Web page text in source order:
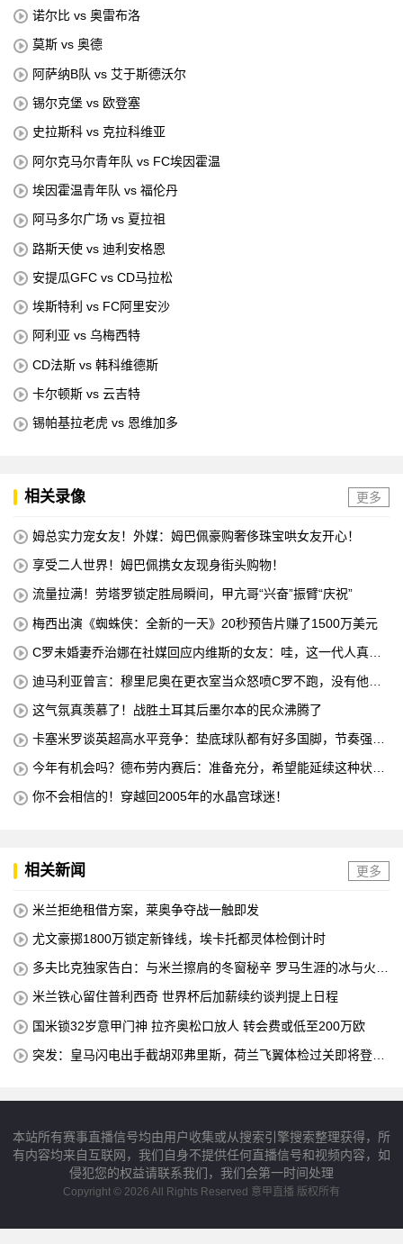
诺尔比 vs 奥雷布洛
莫斯 vs 奥德
阿萨纳B队 vs 艾于斯德沃尔
锡尔克堡 vs 欧登塞
史拉斯科 vs 克拉科维亚
阿尔克马尔青年队 vs FC埃因霍温
埃因霍温青年队 vs 福伦丹
阿马多尔广场 vs 夏拉祖
路斯天使 vs 迪利安格恩
安提瓜GFC vs CD马拉松
埃斯特利 vs FC阿里安沙
阿利亚 vs 乌梅西特
CD法斯 vs 韩科维德斯
卡尔顿斯 vs 云吉特
锡帕基拉老虎 vs 恩维加多
相关录像 更多
姆总实力宠女友！外媒：姆巴佩豪购奢侈珠宝哄女友开心！
享受二人世界！姆巴佩携女友现身街头购物！
流量拉满！劳塔罗锁定胜局瞬间，甲亢哥“兴奋”振臂“庆祝”
梅西出演《蜘蛛侠：全新的一天》20秒预告片赚了1500万美元
C罗未婚妻乔治娜在社媒回应内维斯的女友：哇，这一代人真劲
迪马利亚曾言：穆里尼奥在更衣室当众怒喷C罗不跑，没有他不
这气氛真羡慕了！战胜土耳其后墨尔本的民众沸腾了
卡塞米罗谈英超高水平竞争：垫底球队都有好多国脚，节奏强度
今年有机会吗？德布劳内赛后：准备充分，希望能延续这种状
你不会相信的！穿越回2005年的水晶宫球迷！
相关新闻 更多
米兰拒绝租借方案，莱奥争夺战一触即发
尤文豪掷1800万锁定新锋线，埃卡托都灵体检倒计时
多夫比克独家告白：与米兰擦肩的冬窗秘辛 罗马生涯的冰与火之
米兰铁心留住普利西奇 世界杯后加薪续约谈判提上日程
国米锁32岁意甲门神 拉齐奥松口放人 转会费或低至200万欧
突发：皇马闪电出手截胡邓弗里斯，荷兰飞翼体检过关即将登陆
本站所有赛事直播信号均由用户收集或从搜索引擎搜索整理获得，所
有内容均来自互联网，我们自身不提供任何直播信号和视频内容，如
侵犯您的权益请联系我们，我们会第一时间处理
Copyright © 2026 All Rights Reserved 意甲直播 版权所有